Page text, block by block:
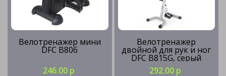
Велотренажер мини
DFC B806
246.00 р
Велотренажер
двойной для рук и ног
DFC B815G, серый
292.00 р